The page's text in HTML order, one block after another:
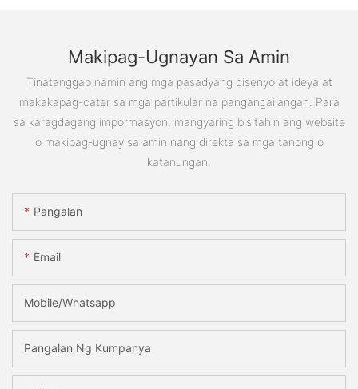
Makipag-Ugnayan Sa Amin
Tinatanggap namin ang mga pasadyang disenyo at ideya at
makakapag-cater sa mga partikular na pangangailangan. Para
sa karagdagang impormasyon, mangyaring bisitahin ang website
o makipag-ugnay sa amin nang direkta sa mga tanong o
katanungan.
Pangalan
Email
Mobile/Whatsapp
Pangalan Ng Kumpanya